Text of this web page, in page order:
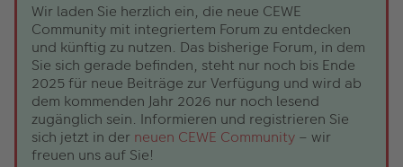
Wir laden Sie herzlich ein, die neue CEWE
Community mit integriertem Forum zu entdecken
und künftig zu nutzen. Das bisherige Forum, in dem
Sie sich gerade befinden, steht nur noch bis Ende
2025 für neue Beiträge zur Verfügung und wird ab
dem kommenden Jahr 2026 nur noch lesend
zugänglich sein. Informieren und registrieren Sie
sich jetzt in der neuen CEWE Community – wir
freuen uns auf Sie!